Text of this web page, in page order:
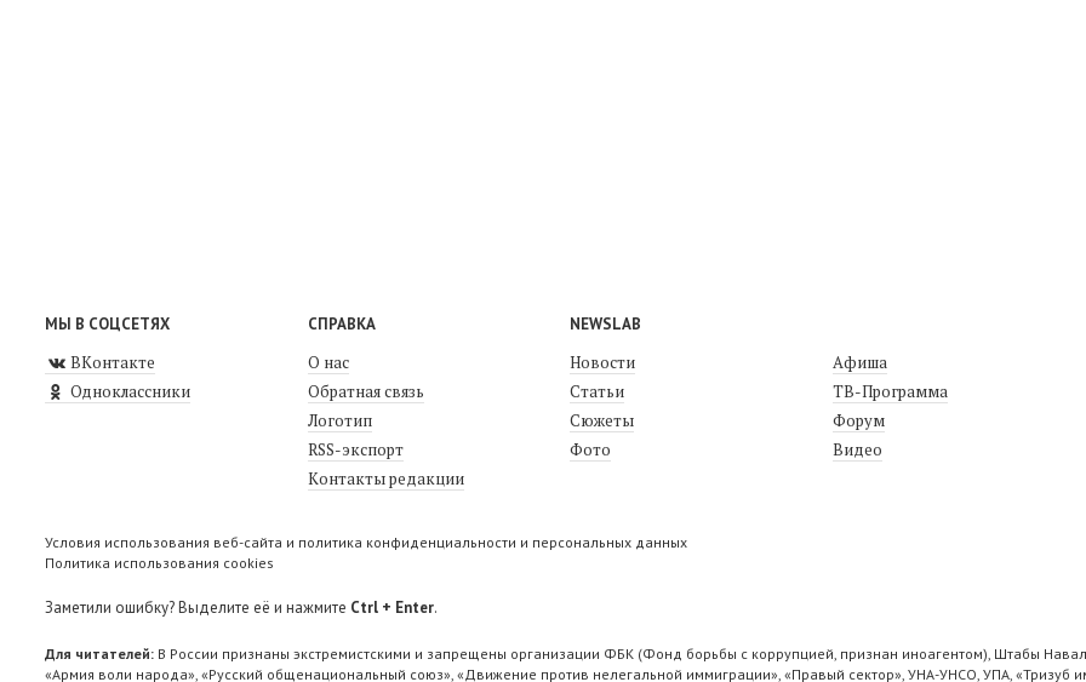
МЫ В СОЦСЕТЯХ
ВКонтакте
Одноклассники
СПРАВКА
О нас
Обратная связь
Логотип
RSS-экспорт
Контакты редакции
NEWSLAB
Новости
Статьи
Сюжеты
Фото
Афиша
ТВ-Программа
Форум
Видео
Условия использования веб-сайта и политика конфиденциальности и персональных данных
Политика использования cookies
Заметили ошибку? Выделите её и нажмите Ctrl + Enter.
Для читателей: В России признаны экстремистскими и запрещены организации ФБК (Фонд борьбы с коррупцией, признан иноагентом), Штабы
«Армия воли народа», «Русский общенациональный союз», «Движение против нелегальной иммиграции», «Правый сектор», УНА-УНСО, УПА, «Тризуб